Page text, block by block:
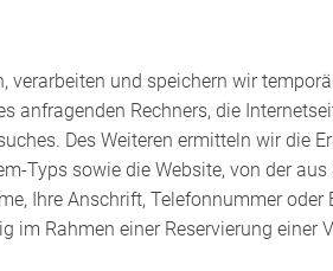
verarbeiten und speichern wir
anfragenden Rechners, die
Des Weiteren ermitteln wir die
Typs sowie die Website, von der aus
Ihre Anschrift, Telefonnummer
im Rahmen einer Reservierung einer